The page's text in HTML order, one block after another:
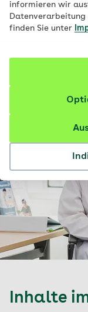
informieren wir
Datenverarbeitung
finden Sie unter
Fachlich geprüft
Inhalte